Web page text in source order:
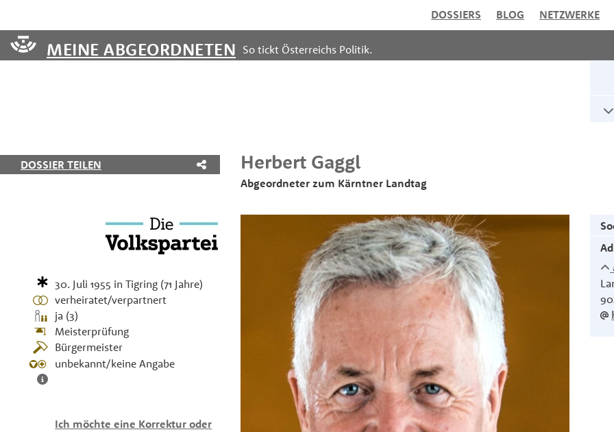
DOSSIERS BLOG NETZWERKE
MEINE ABGEORDNETEN So tickt Österreichs Politik.
DOSSIER TEILEN Herbert Gaggl
Abgeordneter zum Kärntner Landtag
30. Juli 1955 inTigring (71 Jahre)
verheiratet/verpartnert
ja (3)
Meisterprüfung
Bürgermeister
unbekannt/keine Angabe
Ich möchte eine Korrektur oder